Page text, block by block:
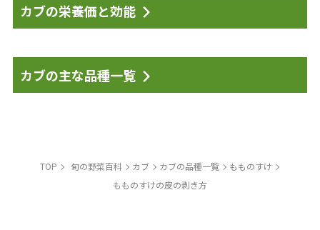
カブの栄養価と効能
カブの主な品種一覧
TOP 旬の野菜百科 カブ カブの品種一覧
もものすけ
もものすけの皮の剥き方